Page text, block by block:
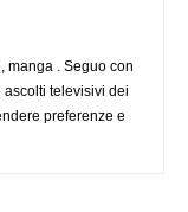
manga . Seguo con
televisivi dei
preferenze e